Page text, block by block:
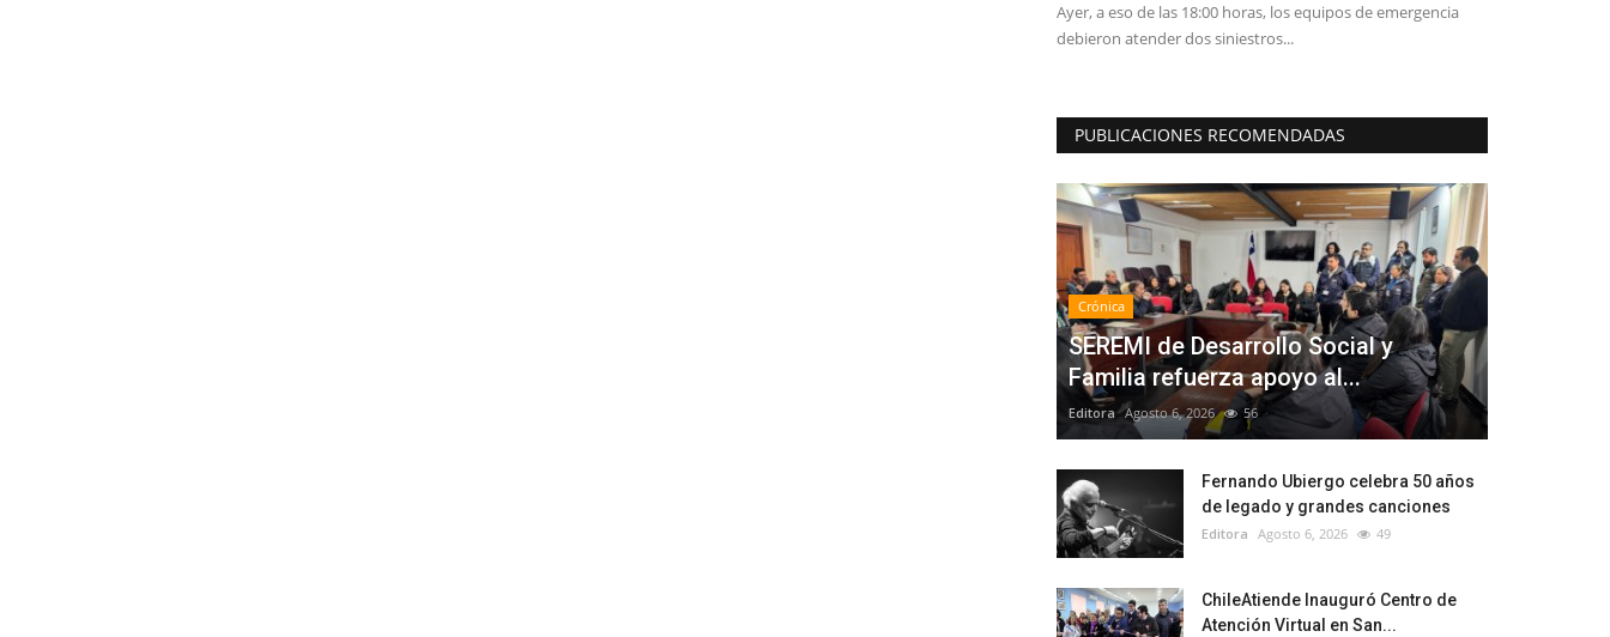
Ayer, a eso de las 18:00 horas, los equipos de emergencia
debieron atender dos siniestros...
PUBLICACIONES RECOMENDADAS
Crónica
SEREMI de Desarrollo Social y
Familia refuerza apoyo al...
Editora Agosto 6, 2026 56
Fernando Ubiergo celebra 50 años
de legado y grandes canciones
Editora Agosto 6, 2026 49
ChileAtiende Inauguró Centro de
Atención Virtual en San...